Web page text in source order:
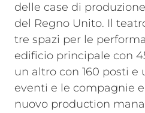
delle case di
del Regno Unito. Il
tre spazi per le
edificio principale con
un altro con 160 posti e
eventi e le compagnie
nuovo production